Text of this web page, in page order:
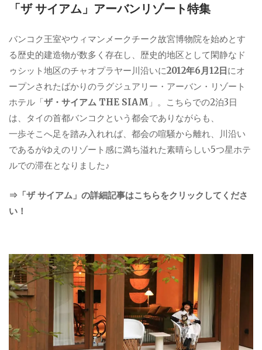
「ザ サイアム」アーバンリゾート特集
バンコク王室やウィマンメークチーク故宮博物院を始めとす
る歴史的建造物が数多く存在し、歴史的地区として閑静なド
ゥシット地区のチャオプラヤー川沿いに2012年6月12日にオ
ープンされたばかりのラグジュアリー・アーバン・リゾート
ホテル「ザ・サイアム THE SIAM 」。こちらでの2泊3日
は、タイの首都バンコクという都会でありながらも、
一歩そこへ足を踏み入れれば、都会の喧騒から離れ、川沿い
であるがゆえのリゾート感に満ち溢れた素晴らしい5つ星ホテ
ルでの滞在となりました♪
⇒「ザ サイアム」の詳細記事はこちらをクリックしてくださ
い！